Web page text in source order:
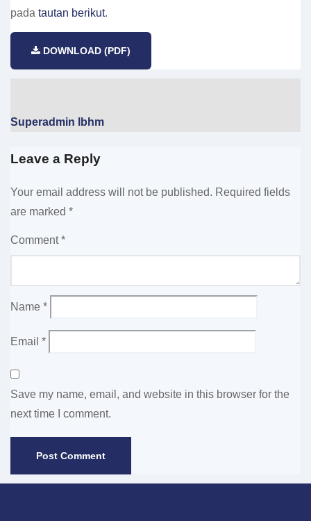
pada tautan berikut.
DOWNLOAD (PDF)
Superadmin lbhm
Leave a Reply
Your email address will not be published. Required fields
are marked *
Comment*
Name *
Email *
Save my name, email, and website in this browser for the
next time I comment.